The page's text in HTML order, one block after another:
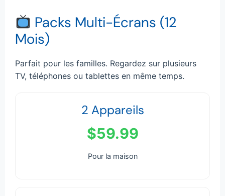
Packs Multi-Écrans (12
Mois)
Parfait pour les familles. Regardez sur plusieurs
TV, téléphones ou tablettes en même temps.
2 Appareils
$59.99
Pour la maison